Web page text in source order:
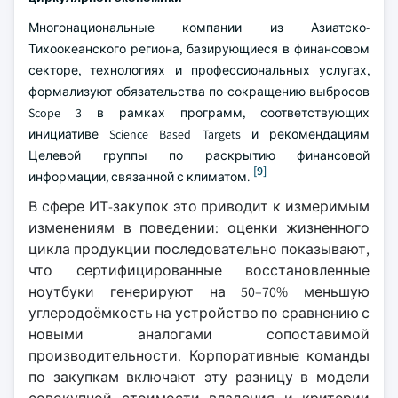
Многонациональные компании из Азиатско-
Тихоокеанского региона, базирующиеся в финансовом
секторе, технологиях и профессиональных услугах,
формализуют обязательства по сокращению выбросов
Scope 3 в рамках программ, соответствующих
инициативе Science Based Targets и рекомендациям
Целевой группы по раскрытию финансовой
информации, связанной с климатом. [9]
В сфере ИТ-закупок это приводит к измеримым
изменениям в поведении: оценки жизненного
цикла продукции последовательно показывают,
что сертифицированные восстановленные
ноутбуки генерируют на 50–70% меньшую
углеродоёмкость на устройство по сравнению с
новыми аналогами сопоставимой
производительности. Корпоративные команды
по закупкам включают эту разницу в модели